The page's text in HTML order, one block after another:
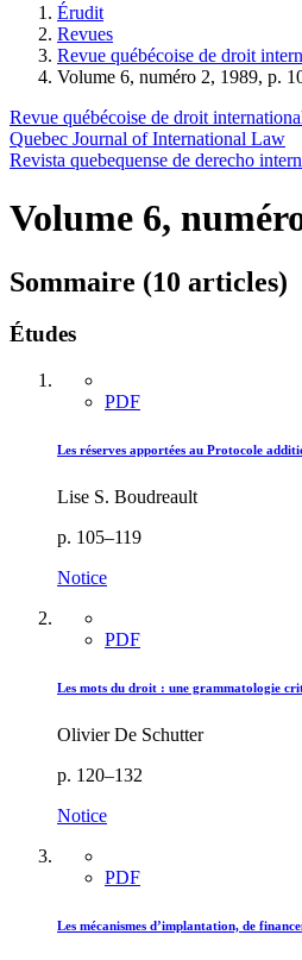
Érudit
Revues
Revue québécoise de droit
Volume 6, numéro 2, 1989, p.
Revue québécoise de droit
Quebec Journal of International Law
Revista quebequense de derecho
Volume 6,
Sommaire (10 articles)
Études
PDF
Les réserves apportées au Protocole
Lise S. Boudreault
p. 105–119
Notice
PDF
Les mots du droit : une grammatologie
Olivier De Schutter
p. 120–132
Notice
PDF
Les mécanismes d’implantation, de